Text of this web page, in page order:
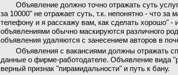
Объявление должно точно отражать суть
за 10000" не отражает суть, т.к. непонятно - что
телефону и я расскажу вам, как сделать хорошо" -
объявлениями обычно маскируются различного
объявления удаляются с занесением авторов в
Объявления с вакансиями должны отражать
данные о фирме-работодателе. Объявление вида
верный признак "пирамидальности" и путь к бану.